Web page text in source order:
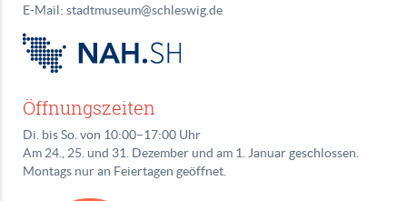
E-Mail: stadtmuseum@schleswig.de
Öffnungszeiten
Di. bis So. von 10:00–17:00 Uhr
Am 24., 25. und 31. Dezember und am 1. Januar geschlossen.
Montags nur an Feiertagen geöffnet.